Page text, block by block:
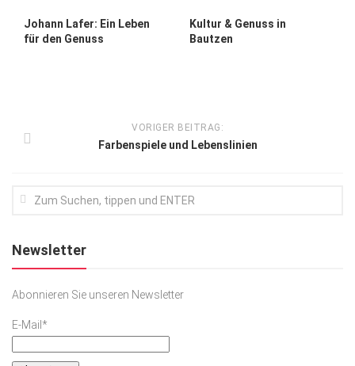
Podcast
Johann Lafer: Ein Leben
für den Genuss
Kultur & Genuss in
Bautzen
VORIGER BEITRAG:
Farbenspiele und Lebenslinien
Newsletter
Abonnieren Sie unseren Newsletter
E-Mail*